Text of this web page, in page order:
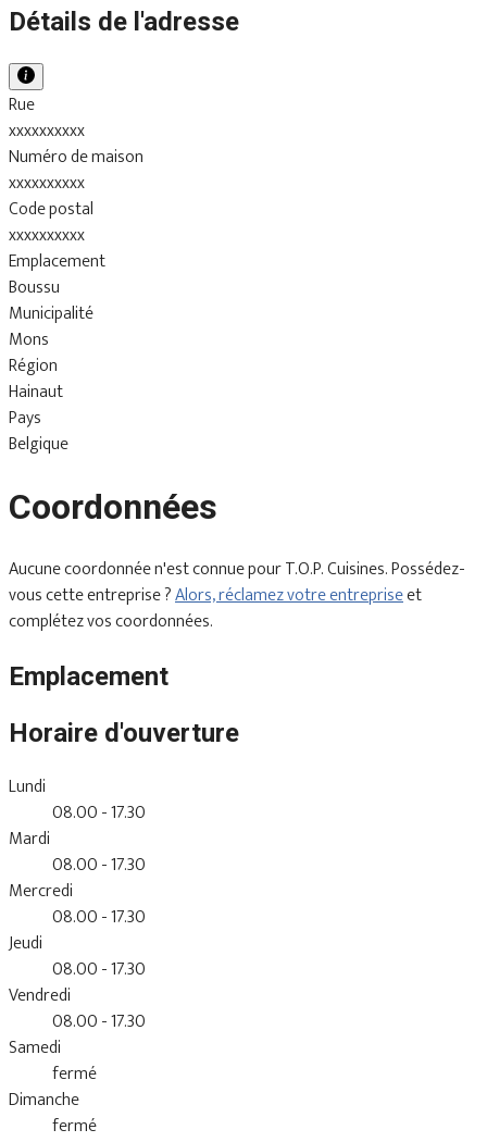
Détails de l'adresse
Rue
xxxxxxxxxx
Numéro de maison
xxxxxxxxxx
Code postal
xxxxxxxxxx
Emplacement
Boussu
Municipalité
Mons
Région
Hainaut
Pays
Belgique
Coordonnées
Aucune coordonnée n'est connue pour T.O.P. Cuisines. Possédez-
vous cette entreprise ?Alors, réclamez votre entrepriseet
complétez vos coordonnées.
Emplacement
Horaire d'ouverture
Lundi
08.00 - 17.30
Mardi
08.00 - 17.30
Mercredi
08.00 - 17.30
Jeudi
08.00 - 17.30
Vendredi
08.00 - 17.30
Samedi
fermé
Dimanche
fermé